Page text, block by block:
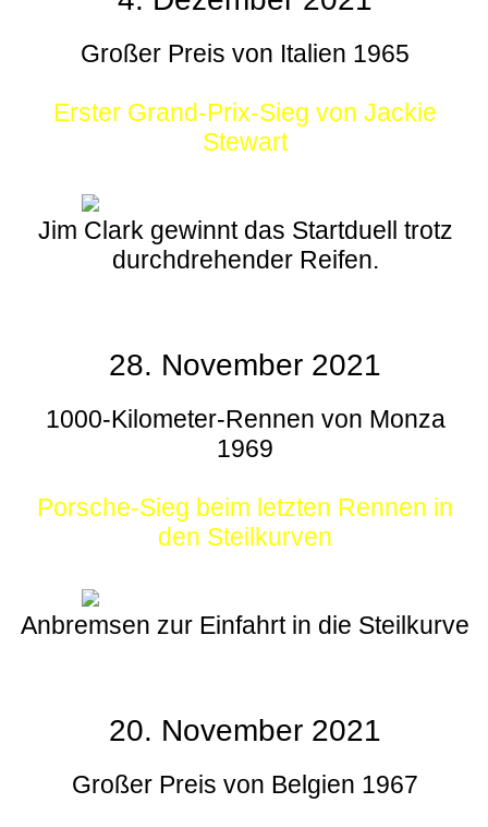
Großer Preis von Italien 1965
Erster Grand-Prix-Sieg von Jackie
Stewart
Jim Clark gewinnt das Startduell trotz
durchdrehender Reifen.
28. November 2021
1000-Kilometer-Rennen von Monza
1969
Porsche-Sieg beim letzten Rennen in
den Steilkurven
Anbremsen zur Einfahrt in die Steilkurve
20. November 2021
Großer Preis von Belgien 1967